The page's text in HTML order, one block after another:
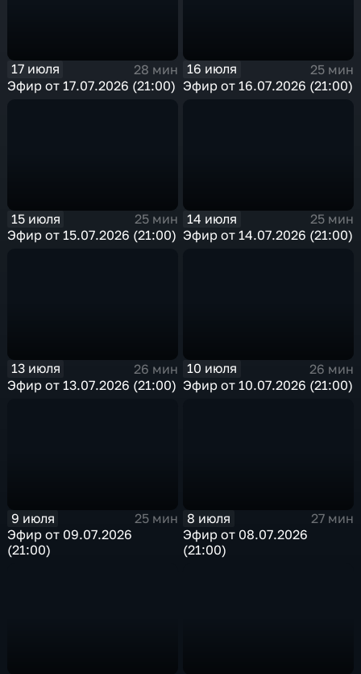
17 июля
28 мин
Эфир от 17.07.2026 (21:00)
16 июля
25 мин
Эфир от 16.07.2026 (21:00)
15 июля
25 мин
Эфир от 15.07.2026 (21:00)
14 июля
25 мин
Эфир от 14.07.2026 (21:00)
13 июля
26 мин
Эфир от 13.07.2026 (21:00)
10 июля
26 мин
Эфир от 10.07.2026 (21:00)
9 июля
25 мин
Эфир от 09.07.2026
(21:00)
8 июля
27 мин
Эфир от 08.07.2026
(21:00)